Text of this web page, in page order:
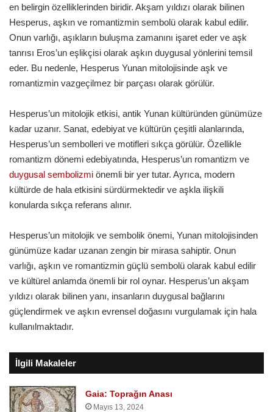
en belirgin özelliklerinden biridir. Akşam yıldızı olarak bilinen
Hesperus, aşkın ve romantizmin sembolü olarak kabul edilir.
Onun varlığı, aşıkların buluşma zamanını işaret eder ve aşk
tanrısı Eros’un eşlikçisi olarak aşkın duygusal yönlerini temsil
eder. Bu nedenle, Hesperus Yunan mitolojisinde aşk ve
romantizmin vazgeçilmez bir parçası olarak görülür.
Hesperus’un mitolojik etkisi, antik Yunan kültüründen günümüze
kadar uzanır. Sanat, edebiyat ve kültürün çeşitli alanlarında,
Hesperus’un sembolleri ve motifleri sıkça görülür. Özellikle
romantizm dönemi edebiyatında, Hesperus’un romantizm ve
duygusal sembolizmi önemli bir yer tutar. Ayrıca, modern
kültürde de hala etkisini sürdürmektedir ve aşkla ilişkili
konularda sıkça referans alınır.
Hesperus’un mitolojik ve sembolik önemi, Yunan mitolojisinden
günümüze kadar uzanan zengin bir mirasa sahiptir. Onun
varlığı, aşkın ve romantizmin güçlü sembolü olarak kabul edilir
ve kültürel anlamda önemli bir rol oynar. Hesperus’un akşam
yıldızı olarak bilinen yanı, insanların duygusal bağlarını
güçlendirmek ve aşkın evrensel doğasını vurgulamak için hala
kullanılmaktadır.
İlgili Makaleler
Gaia: Toprağın Anası
Mayıs 13, 2024